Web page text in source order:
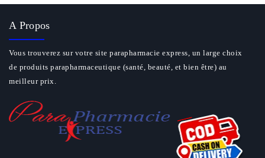
A Propos
Vous trouverez sur votre site parapharmacie express, un large choix
de produits parapharmaceutique (santé, beauté, et bien être) au
meilleur prix.